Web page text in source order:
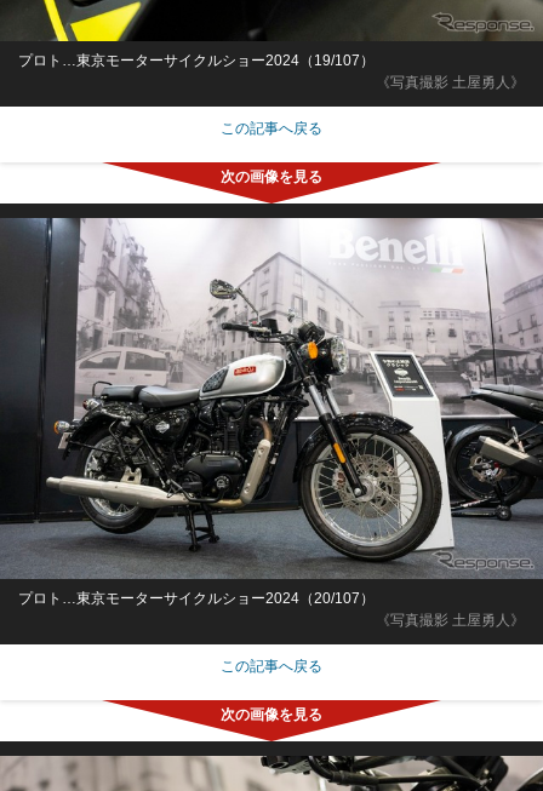
《写真撮影 土屋勇人》
プロト…東京モーターサイクルショー2024（19/107）
この記事へ戻る
《写真撮影 土屋勇人》
プロト…東京モーターサイクルショー2024（20/107）
この記事へ戻る